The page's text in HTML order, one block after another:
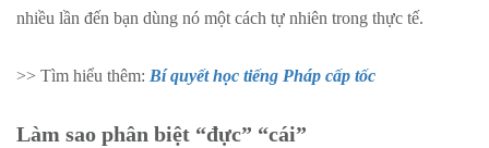
nhiều lần đến bạn dùng nó một cách tự nhiên trong thực tế.
>> Tìm hiểu thêm: Bí quyết học tiếng Pháp cấp tốc
Làm sao phân biệt “đực” “cái”